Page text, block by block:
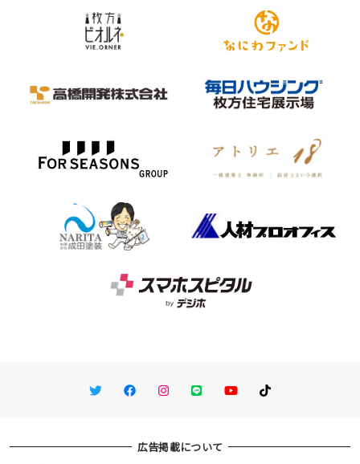
TwitterFacebookInstagram
LINE You TubeTikTok
広告掲載について